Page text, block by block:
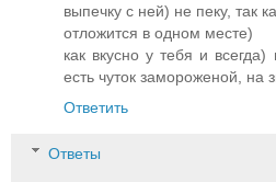
выпечку с ней) не пеку, так
отложится в одном месте)
как вкусно у тебя и
есть чуток замороженой, на
Ответить
Ответы